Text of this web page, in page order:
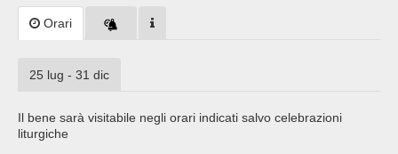
Orari
25 lug - 31 dic
Il bene sarà visitabile negli orari indicati salvo celebrazioni
liturgiche